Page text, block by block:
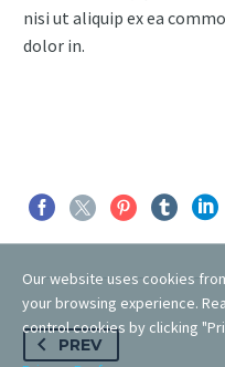
nisi ut aliquip ex ea
dolor in.
PREV
Our website uses cookies
your browsing experience.
control cookies by clicking